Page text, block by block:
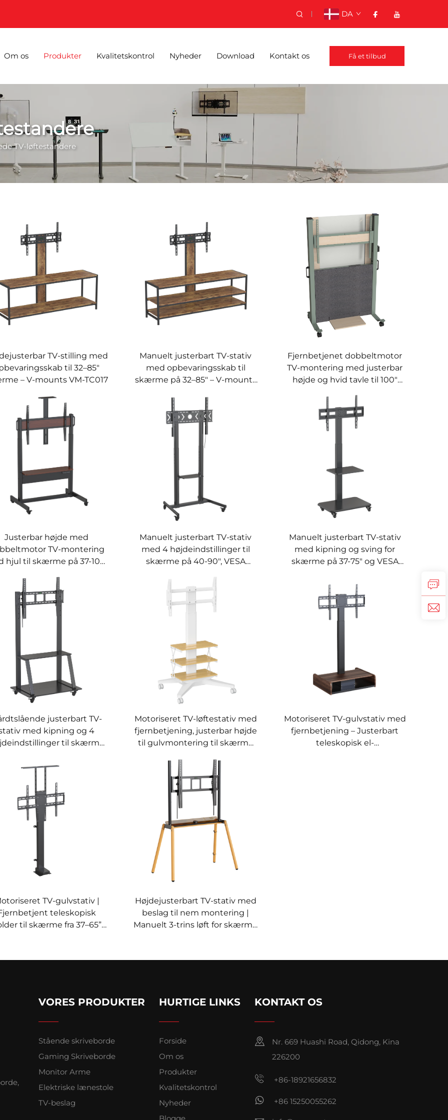
DA
Om os Produkter Kvalitetskontrol Nyheder Download Kontakt os Få et tilbud
TV-løftestandere
TV-stilling med
til 32–85"
– V-mounts VM-TC017
Manuelt justerbart TV-stativ
med opbevaringsskab til
skærme på 32–85" – V-mounts
Fjernbetjenet dobbeltmotor
TV-montering med justerbar
højde og hvid tavle til 100"
Justerbar højde med
TV-montering
hjul til skærme på 37-100"
Manuelt justerbart TV-stativ
med 4 højdeindstillinger til
skærme på 40-90", VESA
TC013
Manuelt justerbart TV-stativ
med kipning og sving for
skærme på 37-75" og VESA
TC012
justerbart TV-
med kipning og 4
til skærme
MOUNTS VM-TC011
Motoriseret TV-løftestativ med
fjernbetjening, justerbar højde
til gulvmontering til skærme
VM-TC010
Motoriseret TV-gulvstativ med
fjernbetjening – Justerbart
teleskopisk el-
TV-gulvstativ |
teleskopisk
til skærme fra 37–65”
MOUNTS VM-TC002
Højdejusterbart TV-stativ med
beslag til nem montering |
Manuelt 3-trins løft for skærme
VORES PRODUKTER
Stående skriveborde
Gaming Skriveborde
Monitor Arme
Elektriske lænestole
TV-beslag
HURTIGE LINKS
Forside
Om os
Produkter
Kvalitetskontrol
Nyheder
Blogge
KONTAKT OS
Nr. 669 Huashi Road, Qidong, Kina
226200
+86-18921656832
+86 15250055262